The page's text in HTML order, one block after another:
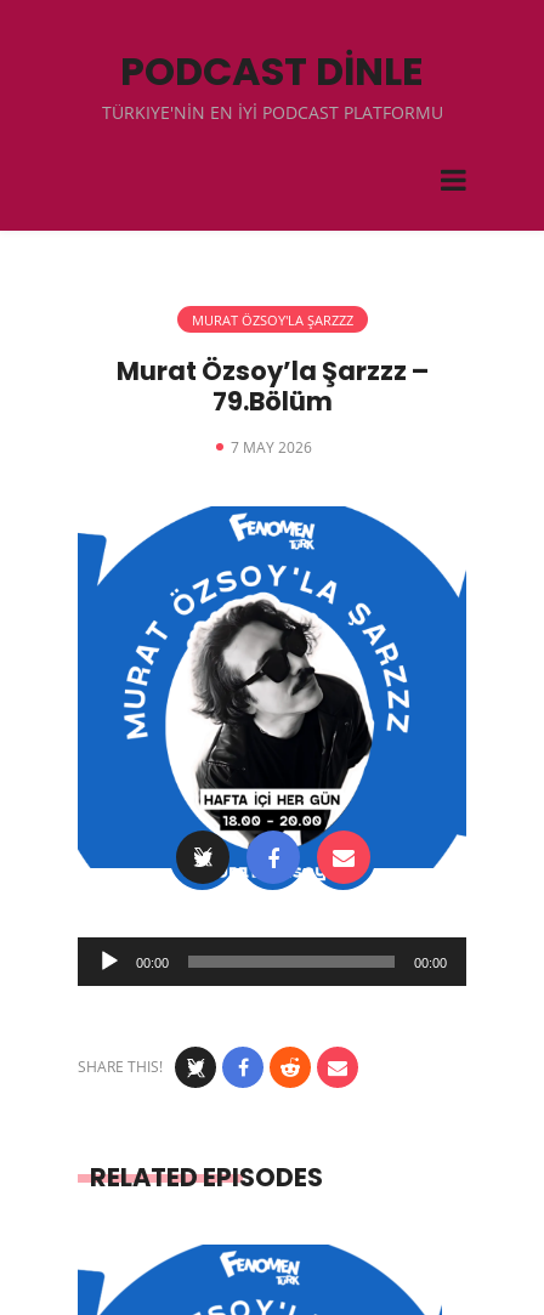
PODCAST DİNLE
TÜRKIYE'NİN EN İYİ PODCAST PLATFORMU
MURAT ÖZSOY'LA ŞARZZZ
Murat Özsoy’la Şarzzz –
79.Bölüm
7 MAY 2026
Audio
Player
00:00 00:00
SHARE THIS!
RELATED EPISODES